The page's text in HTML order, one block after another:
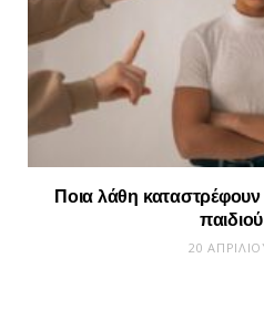
Ποια λάθη
20